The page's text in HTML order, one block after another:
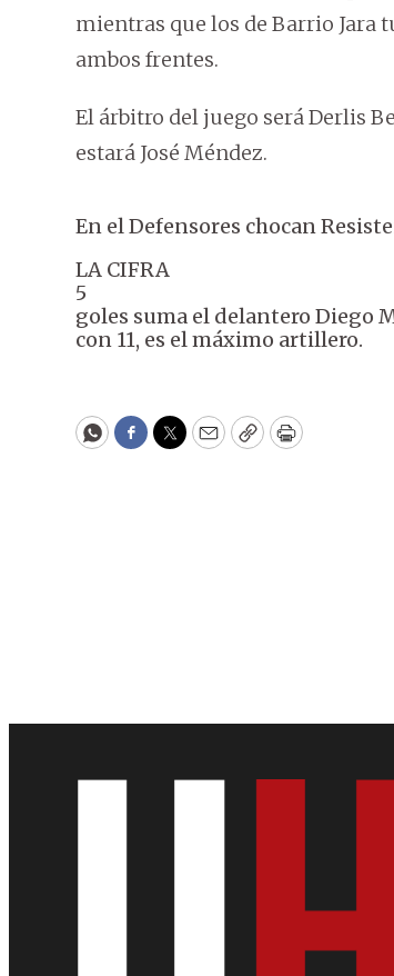
mientras que los de Barrio Jara
ambos frentes.
El árbitro del juego será Derlis
estará José Méndez.
En el Defensores chocan
LA CIFRA
5
goles suma el delantero Diego
con 11, es el máximo artillero.
WhatsApp
Facebook
Twitter
EmailCopyPrint